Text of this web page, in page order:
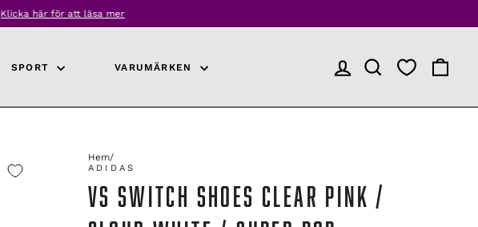
Klicka här för att läsa mer
SPORT VARUMÄRKEN LOGGA INPRODUKTSÖKNING
Hem/
ADIDAS
VS SWITCH SHOES CLEAR PINK /